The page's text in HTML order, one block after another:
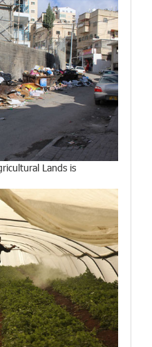
Lands is